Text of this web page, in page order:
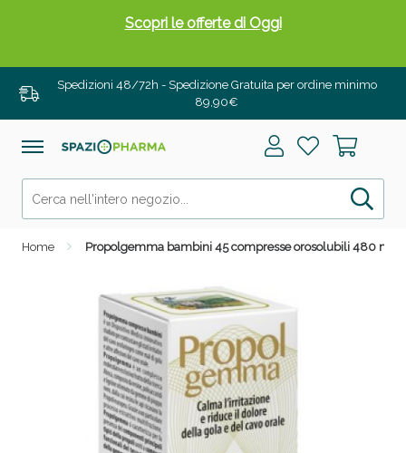
Spedizioni 48/72h - Spedizione Gratuita per ordine minimo
89,90€
Home Propolgemma bambini 45 compresse orosolubili 480 mg
Scopri le offerte di Oggi
Drenanti e Pancia Piatta: Sconti fino al 55% validi
solo per OGGI!